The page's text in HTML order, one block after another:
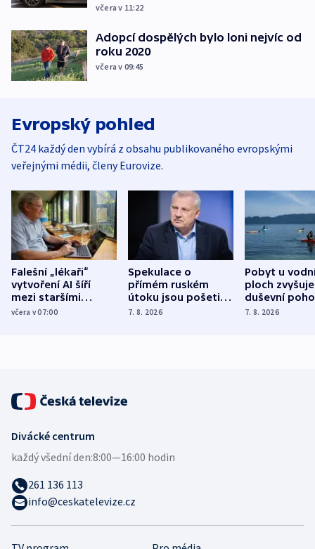
včera v 11:22
Adopcí dospělých bylo loni nejvíc od
roku 2020
včera v 09:45
Evropský pohled
ČT24 každý den vybírá z obsahu publikovaného evropskými
veřejnými médii, členy Eurovize.
Falešní „lékaři“
vytvoření AI šíří
mezi staršími
Poláky nebezpečné
včera v 07:00
Spekulace o
přímém ruském
útoku jsou pošetilé,
míní estonský
7. 8. 2026
Pobyt u
ploch zvyšuje
duševní
ukázala
7. 8. 2026
Divácké centrum
každý všední den:8:00—16:00 hodin
261 136 113
info@ceskatelevize.cz